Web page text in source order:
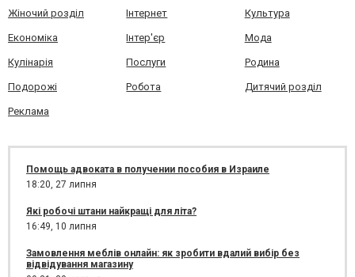
Жіночий розділ Інтернет Культура
Економіка Інтер'єр Мода
Кулінарія Послуги Родина
Подорожі Робота Дитячий розділ
Реклама
Помощь адвоката в получении пособия в Израиле
18:20, 27 липня
Які робочі штани найкращі для літа?
16:49, 10 липня
Замовлення меблів онлайн: як зробити вдалий вибір без
відвідування магазину